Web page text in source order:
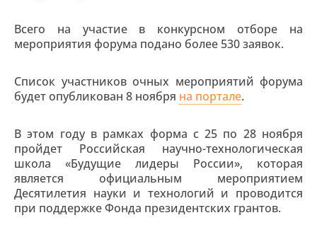
Всего на участие в конкурсном отборе на
мероприятия форума подано более 530 заявок.
Список участников очных мероприятий форума
будет опубликован 8 ноября на портале.
В этом году в рамках форма с 25 по 28 ноября
пройдет Российская научно-технологическая
школа «Будущие лидеры России», которая
является официальным мероприятием
Десятилетия науки и технологий и проводится
при поддержке Фонда президентских грантов.